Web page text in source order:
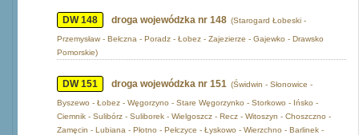
DW 148 droga wojewódzka nr 148 (Starogard Łobeski -
Przemysław - Bełczna - Poradz - Łobez - Zajezierze - Gajewko - Drawsko
Pomorskie)
DW 151 droga wojewódzka nr 151 (Świdwin - Słonowice -
Byszewo - Łobez - Węgorzyno - Stare Węgorzynko - Storkowo - Ińsko -
Ciemnik - Sulibórz - Suliborek - Wielgoszcz - Recz - Witoszyn - Choszczno -
Zamęcin - Lubiana - Płotno - Pełczyce - Łyskowo - Wierzchno - Barlinek -